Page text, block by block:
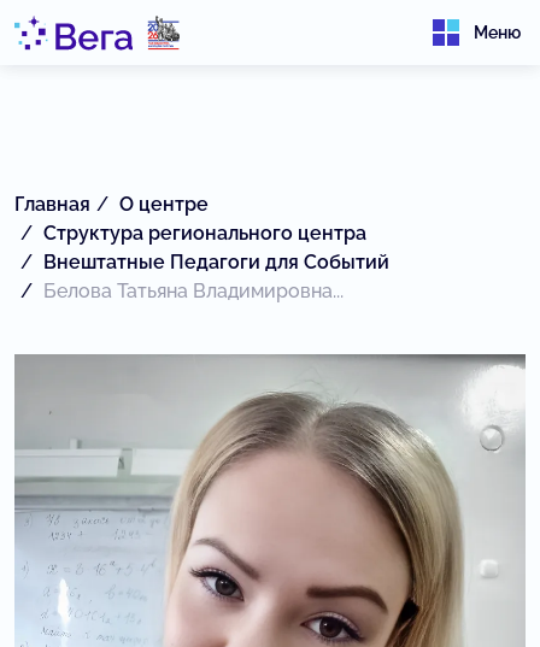
Меню
Главная
О центре
Структура регионального центра
Внештатные Педагоги для Событий
Белова Татьяна Владимировна...